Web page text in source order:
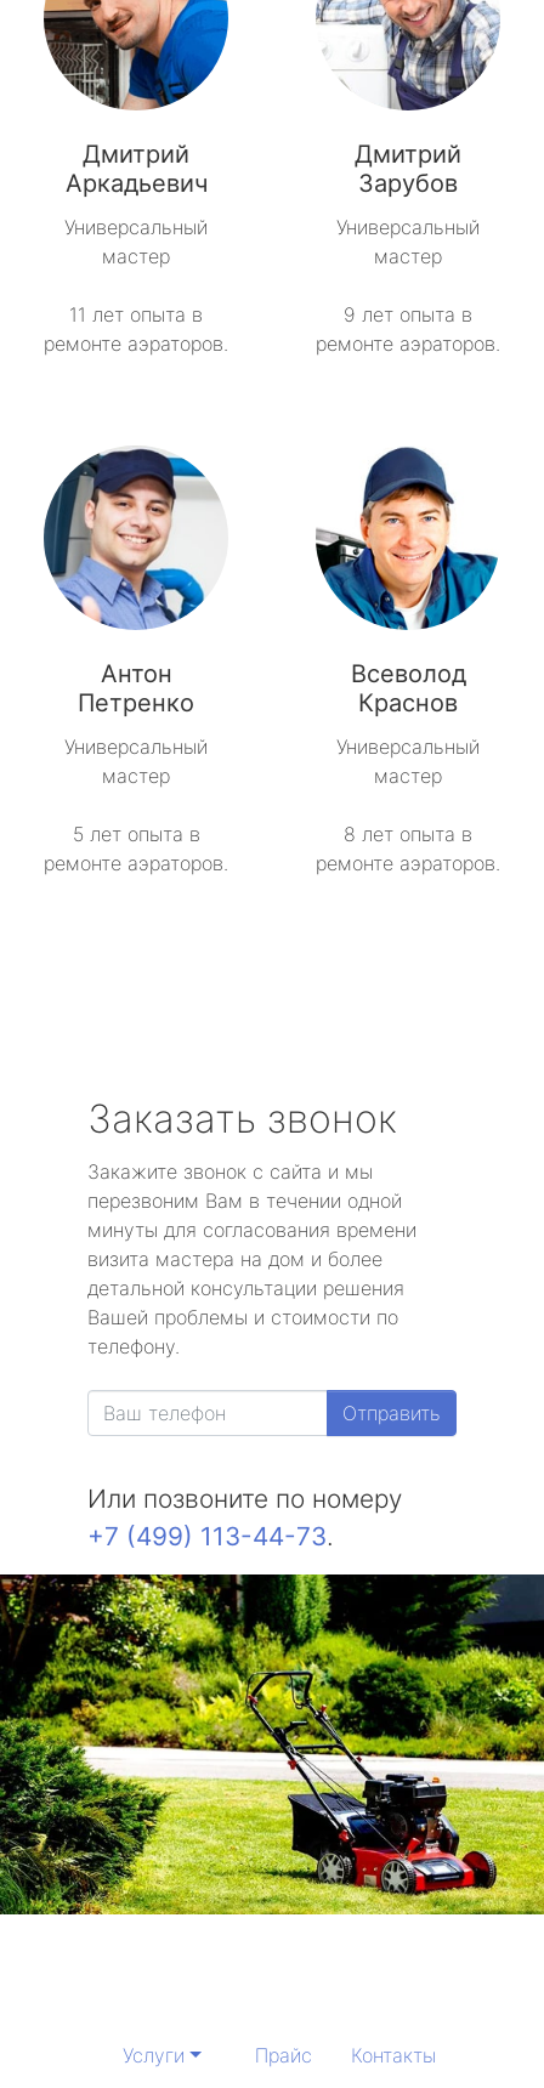
Дмитрий
Аркадьевич
Универсальный
мастер
11 лет опыта в
ремонте аэраторов.
Дмитрий
Зарубов
Универсальный
мастер
9 лет опыта в
ремонте аэраторов.
Антон
Петренко
Универсальный
мастер
5 лет опыта в
ремонте аэраторов.
Всеволод
Краснов
Универсальный
мастер
8 лет опыта в
ремонте аэраторов.
Заказать звонок
Закажите звонок с сайта и мы
перезвоним Вам в течении одной
минуты для согласования времени
визита мастера на дом и более
детальной консультации решения
Вашей проблемы и стоимости по
телефону.
Отправить
Или позвоните по номеру
+7 (499) 113-44-73.
Услуги Прайс Контакты